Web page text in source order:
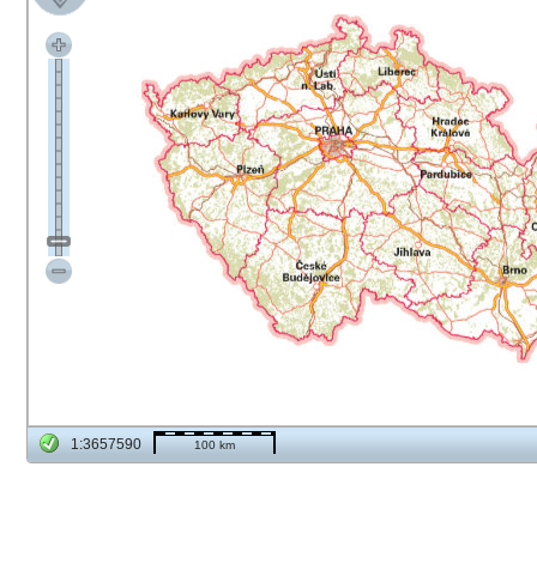
1:3657590 100 km